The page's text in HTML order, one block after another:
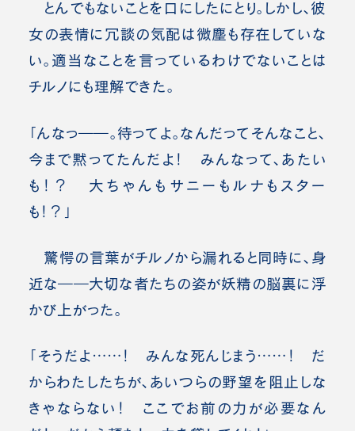
とんでもないことを口にしたにとり。しかし、彼
女の表情に冗談の気配は微塵も存在していな
い。適当なことを言っているわけでないことは
チルノにも理解できた。
「んなっ――。待ってよ。なんだってそんなこと、
今まで黙ってたんだよ！ みんなって、あたい
も！？ 大ちゃんもサニーもルナもスター
も！？」
驚愕の言葉がチルノから漏れると同時に、身
近な――大切な者たちの姿が妖精の脳裏に浮
かび上がった。
「そうだよ……！ みんな死んじまう……！ だ
からわたしたちが、あいつらの野望を阻止しな
きゃならない！ ここでお前の力が必要なん